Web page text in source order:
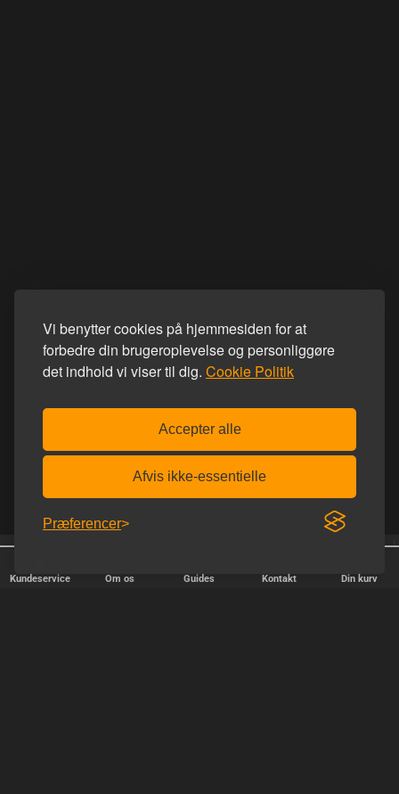
Vi benytter cookies på hjemmesiden for at
forbedre din brugeroplevelse og personliggøre
det indhold vi viser til dig. Cookie Politik
Accepter alle
Afvis ikke-essentielle
Præferencer
Kundeservice Om os Guides Kontakt Din kurv